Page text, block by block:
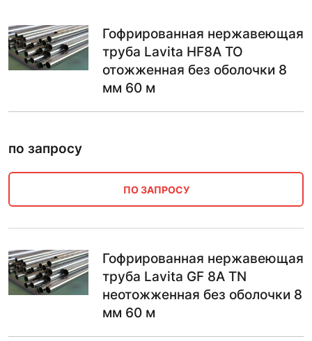
Гофрированная нержавеющая
труба Lavita HF8A ТО
отожженная без оболочки 8
мм 60 м
по запросу
ПО ЗАПРОСУ
Гофрированная нержавеющая
труба Lavita GF 8А TN
неотожженная без оболочки 8
мм 60 м